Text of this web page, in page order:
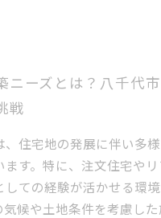
ニーズとは？八千代
戦
、住宅地の発展に伴い多
ます。特に、注文住宅や
ての経験が活かせる環
気候や土地条件を考慮し